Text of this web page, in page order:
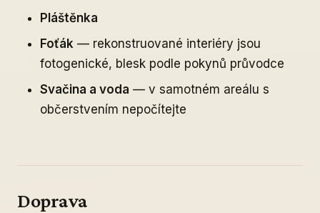
Pláštěnka
Foťák — rekonstruované interiéry jsou
fotogenické, blesk podle pokynů průvodce
Svačina a voda — v samotném areálu s
občerstvením nepočítejte
Doprava